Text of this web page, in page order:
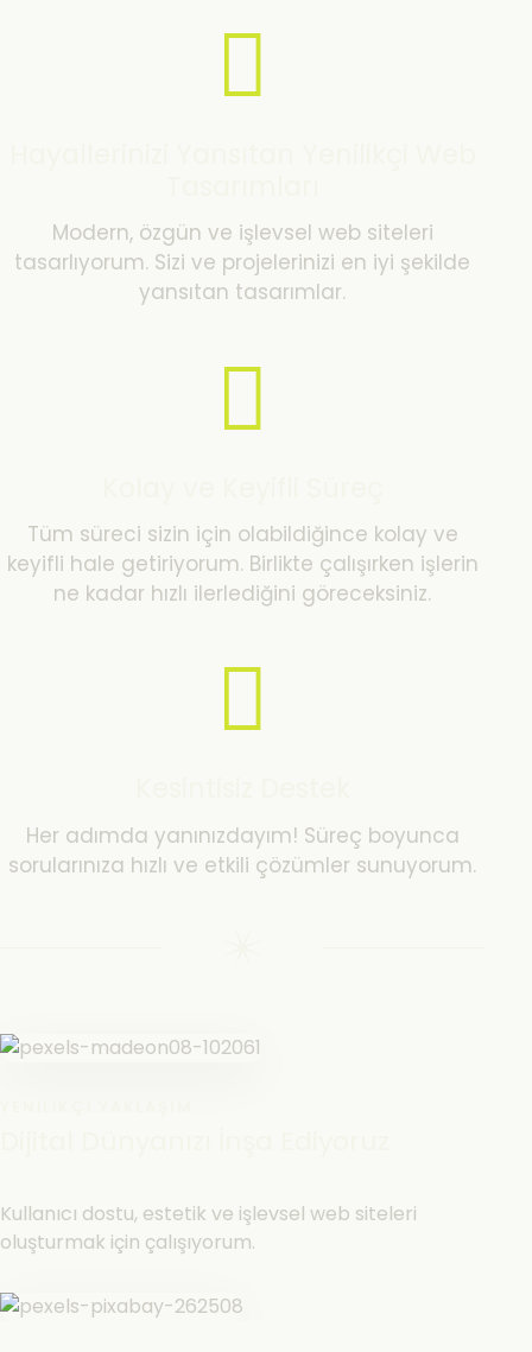
Modern, özgün ve işlevsel web siteleri
tasarlıyorum. Sizi ve projelerinizi en iyi şekilde
yansıtan tasarımlar.
Tüm süreci sizin için olabildiğince kolay ve
keyifli hale getiriyorum. Birlikte çalışırken işlerin
ne kadar hızlı ilerlediğini göreceksiniz.
Her adımda yanınızdayım! Süreç boyunca
sorularınıza hızlı ve etkili çözümler sunuyorum.
Kullanıcı dostu, estetik ve işlevsel web siteleri
oluşturmak için çalışıyorum.